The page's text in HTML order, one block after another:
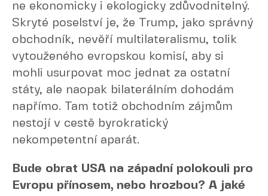
ne ekonomicky i ekologicky zdůvodnitelný.
Skryté poselství je, že Trump, jako správný
obchodník, nevěří multilateralismu, tolik
vytouženého evropskou komisí, aby si
mohli usurpovat moc jednat za ostatní
státy, ale naopak bilaterálním dohodám
napřímo. Tam totiž obchodním zájmům
nestojí v cestě byrokratický
nekompetentní aparát.
Bude obrat USA na západní polokouli pro
Evropu přínosem, nebo hrozbou? A jaké